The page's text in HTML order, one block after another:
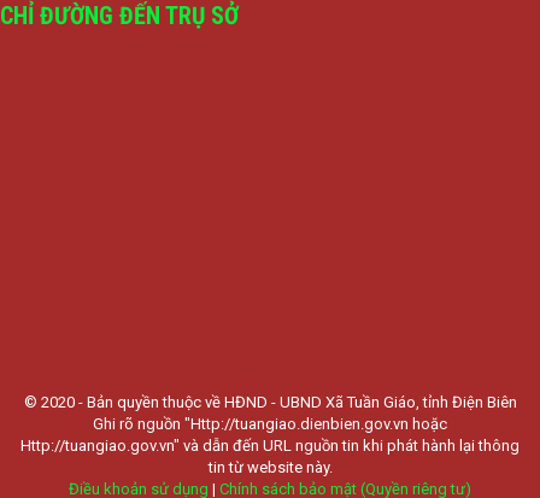
CHỈ ĐƯỜNG ĐẾN TRỤ SỞ
© 2020 - Bản quyền thuộc về HĐND - UBND Xã Tuần Giáo, tỉnh Điện Biên
Ghi rõ nguồn "Http://tuangiao.dienbien.gov.vn hoặc
Http://tuangiao.gov.vn" và dẫn đến URL nguồn tin khi phát hành lại thông
tin từ website này.
Điều khoản sử dụng | Chính sách bảo mật (Quyền riêng tư)